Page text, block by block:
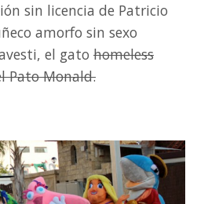
sin licencia de Patricio
amorfo sin sexo
el gato homeless
Pato Monald.